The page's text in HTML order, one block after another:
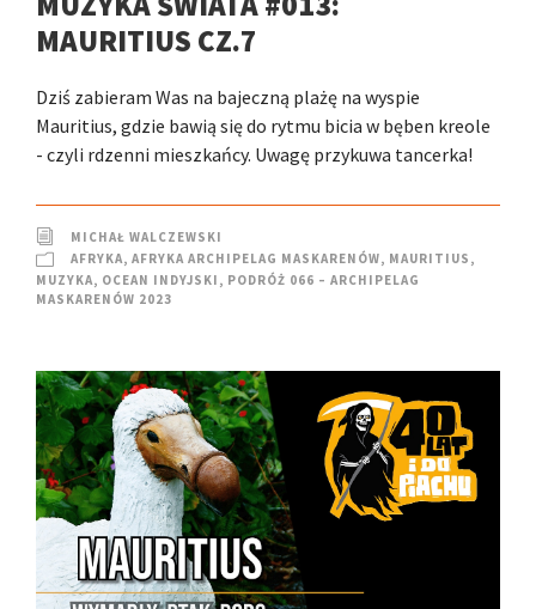
MAURITIUS CZ.7
Dziś zabieram Was na bajeczną plażę na wyspie
Mauritius, gdzie bawią się do rytmu bicia w bęben kreole
- czyli rdzenni mieszkańcy. Uwagę przykuwa tancerka!
MICHAŁ WALCZEWSKI
AFRYKA, AFRYKA ARCHIPELAG MASKARENÓW, MAURITIUS ,
MUZYKA, OCEAN INDYJSKI , PODRÓŻ 066 – ARCHIPELAG
MASKARENÓW 2023